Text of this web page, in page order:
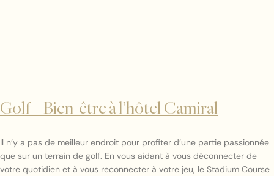
Golf + Bien-être à l’hôtel Camiral
Il n’y a pas de meilleur endroit pour profiter d’une partie passionnée
que sur un terrain de golf. En vous aidant à vous déconnecter de
votre quotidien et à vous reconnecter à votre jeu, le Stadium Course